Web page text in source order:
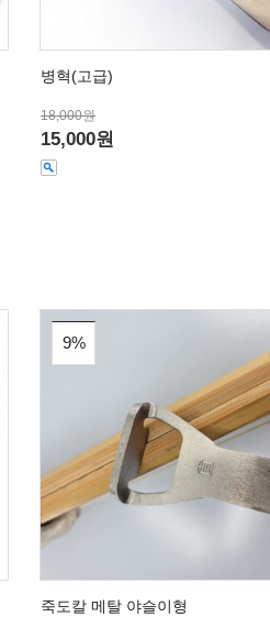
병혁(고급)
18,000원
15,000원
9%
죽도칼 메탈 야슬이형